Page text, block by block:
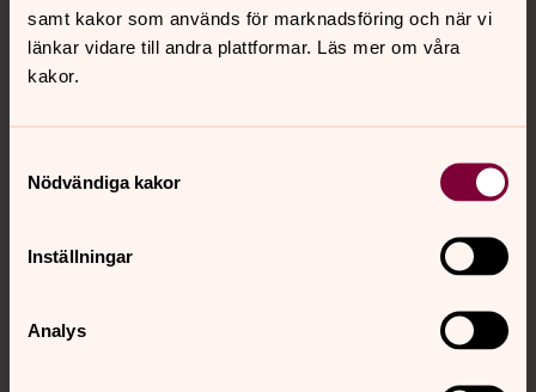
samt kakor som används för marknadsföring och när vi
länkar vidare till andra plattformar. Läs mer om våra
kakor.
Nödvändiga kakor
Inställningar
Analys
Kontakt
Sociala kanaler